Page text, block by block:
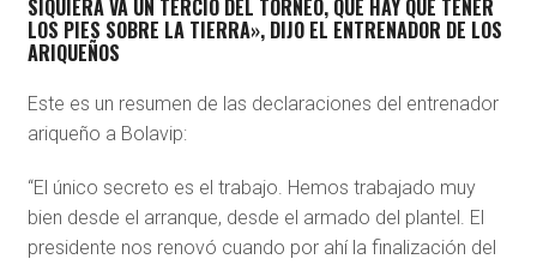
SIQUIERA VA UN TERCIO DEL TORNEO, QUE HAY QUE TENER
LOS PIES SOBRE LA TIERRA», DIJO EL ENTRENADOR DE LOS
ARIQUEÑOS
Este es un resumen de las declaraciones del entrenador
ariqueño a Bolavip:
“El único secreto es el trabajo. Hemos trabajado muy
bien desde el arranque, desde el armado del plantel. El
presidente nos renovó cuando por ahí la finalización del